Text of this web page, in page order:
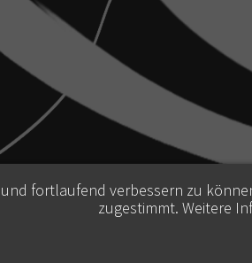
fortlaufend verbessern zu
zugestimmt. Weitere